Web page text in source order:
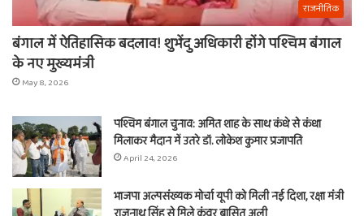
राजनीतिक
बंगाल में ऐतिहासिक बदलाव! शुभेंदु अधिकारी होंगे पश्चिम बंगाल
के नए मुख्यमंत्री
May 8, 2026
पश्चिम बंगाल चुनाव: अमित शाह के साथ कंधे से कंधा
मिलाकर मैदान में उतरे डॉ. लोकेश कुमार प्रजापति
April 24, 2026
भाजपा अल्पसंख्यक मोर्चा यूपी को मिली नई दिशा, रक्षा मंत्री